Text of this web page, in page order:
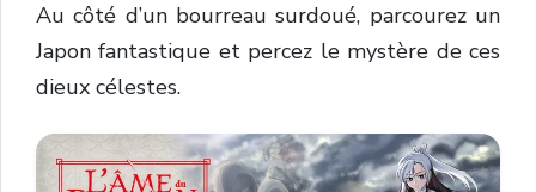
Au côté d’un bourreau surdoué, parcourez un
Japon fantastique et percez le mystère de ces
dieux célestes.